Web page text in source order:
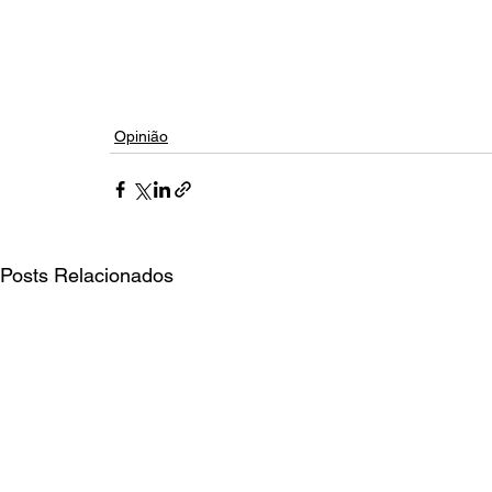
Opinião
Posts Relacionados